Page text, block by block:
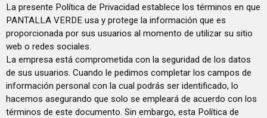
La presente Política de Privacidad establece los términos en que
PANTALLA VERDE usa y protege la información que es
proporcionada por sus usuarios al momento de utilizar su sitio
web o redes sociales.
La empresa está comprometida con la seguridad de los datos
de sus usuarios. Cuando le pedimos completar los campos de
información personal con la cual podrás ser identificado, lo
hacemos asegurando que solo se empleará de acuerdo con los
términos de este documento. Sin embargo, esta Política de